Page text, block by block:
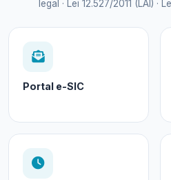
legal · Lei 12.527/2011 (LAI) ·
Portal e-SIC